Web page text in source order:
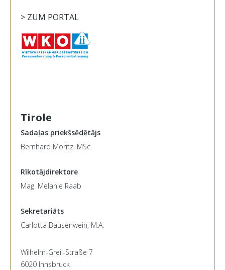
> ZUM PORTAL
Tirole
Sadaļas priekšsēdētājs
Bernhard Moritz, MSc
Rīkotājdirektore
Mag. Melanie Raab
Sekretariāts
Carlotta Bausenwein, M.A.
Wilhelm-Greil-Straße 7
6020 Innsbruck